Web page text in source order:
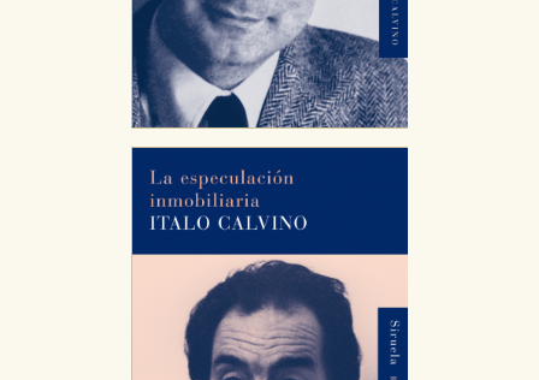
GUARDAR CONFIGURACIÓN